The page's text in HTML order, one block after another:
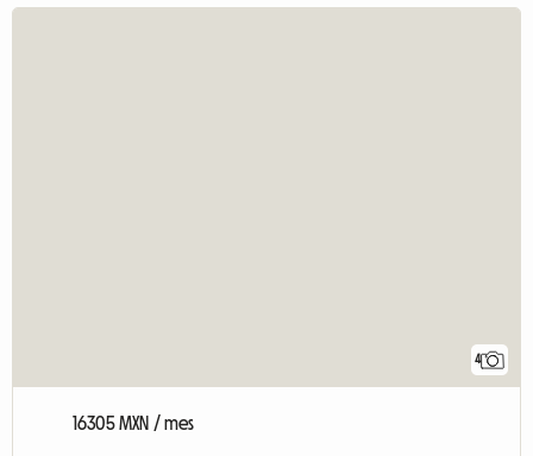
4
16305 MXN / mes